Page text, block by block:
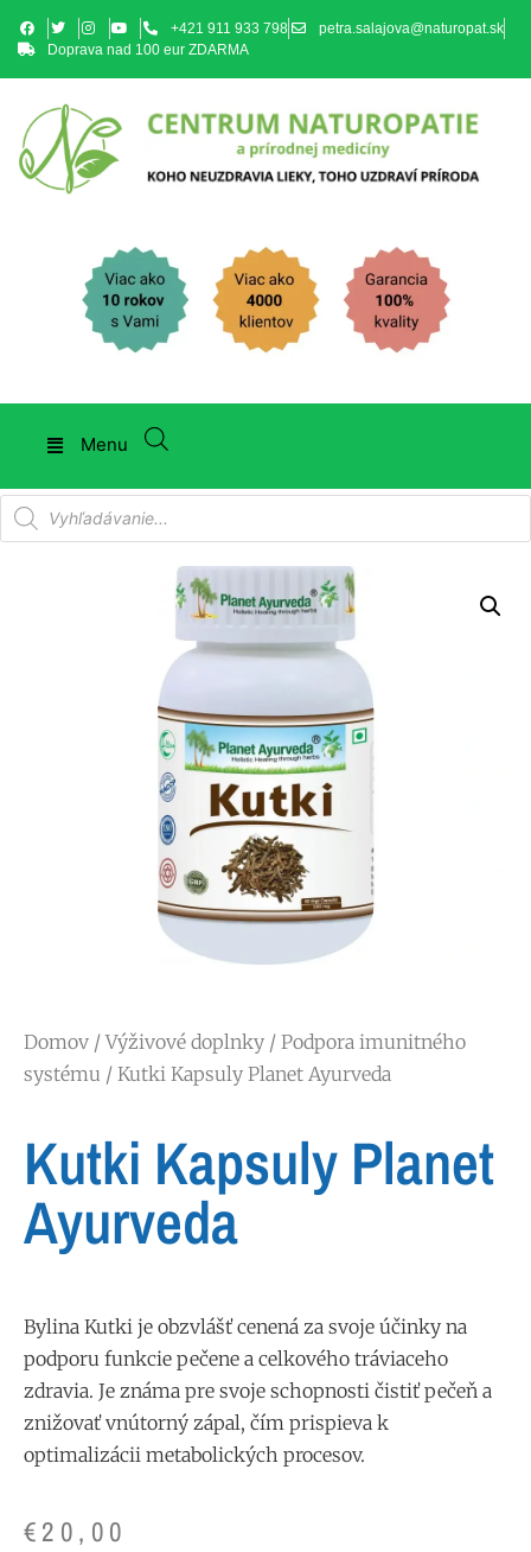
+421 911 933 798
petra.salajova@naturopat.sk
Doprava nad 100 eur ZDARMA
Menu
Domov /Výživové doplnky / Podpora imunitného
systému / Kutki Kapsuly Planet Ayurveda
Kutki Kapsuly Planet
Ayurveda
Bylina Kutki je obzvlášť cenená za svoje účinky na
podporu funkcie pečene a celkového tráviaceho
zdravia. Je známa pre svoje schopnosti čistiť pečeň a
znižovať vnútorný zápal, čím prispieva k
optimalizácii metabolických procesov.
€20,00